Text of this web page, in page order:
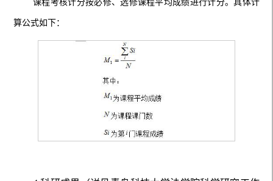
课程考核计分按必修、选修课程平均成绩进行计分。具体计
算公式如下：